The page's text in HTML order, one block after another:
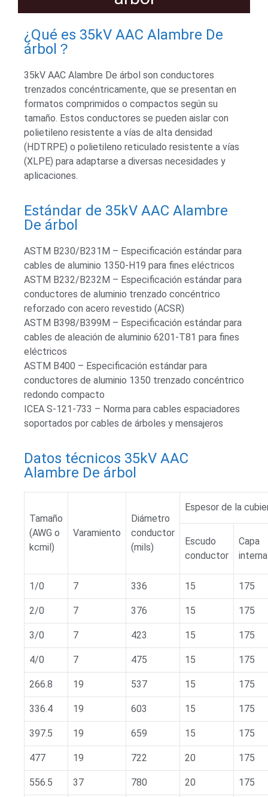
¿Qué es 35kV AAC Alambre De
árbol？
35kV AAC Alambre De árbol son conductores
trenzados concéntricamente, que se presentan en
formatos comprimidos o compactos según su
tamaño. Estos conductores se pueden aislar con
polietileno resistente a vías de alta densidad
(HDTRPE) o polietileno reticulado resistente a vías
(XLPE) para adaptarse a diversas necesidades y
aplicaciones.
Estándar de 35kV AAC Alambre
De árbol
ASTM B230/B231M – Especificación estándar para
cables de aluminio 1350-H19 para fines eléctricos
ASTM B232/B232M – Especificación estándar para
conductores de aluminio trenzado concéntrico
reforzado con acero revestido (ACSR)
ASTM B398/B399M – Especificación estándar para
cables de aleación de aluminio 6201-T81 para fines
eléctricos
ASTM B400 – Especificación estándar para
conductores de aluminio 1350 trenzado concéntrico
redondo compacto
ICEA S-121-733 – Norma para cables espaciadores
soportados por cables de árboles y mensajeros
Datos técnicos 35kV AAC
Alambre De árbol
Tamaño
(AWG o
kcmil)
Varamiento
Diámetro
conductor
(mils)
Espesor de la
Escudo
conductor
Capa
interna
1/0 7 336 15 175
2/0 7 376 15 175
3/0 7 423 15 175
4/0 7 475 15 175
266.8 19 537 15 175
336.4 19 603 15 175
397.5 19 659 15 175
477 19 722 20 175
556.5 37 780 20 175